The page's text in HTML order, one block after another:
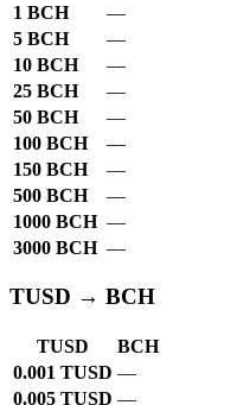
1 BCH
—
5 BCH
—
10 BCH
—
25 BCH
—
50 BCH
—
100 BCH
—
150 BCH
—
500 BCH
—
1000 BCH —
3000 BCH —
TUSD → BCH
TUSD
BCH
0.001 TUSD —
0.005 TUSD —